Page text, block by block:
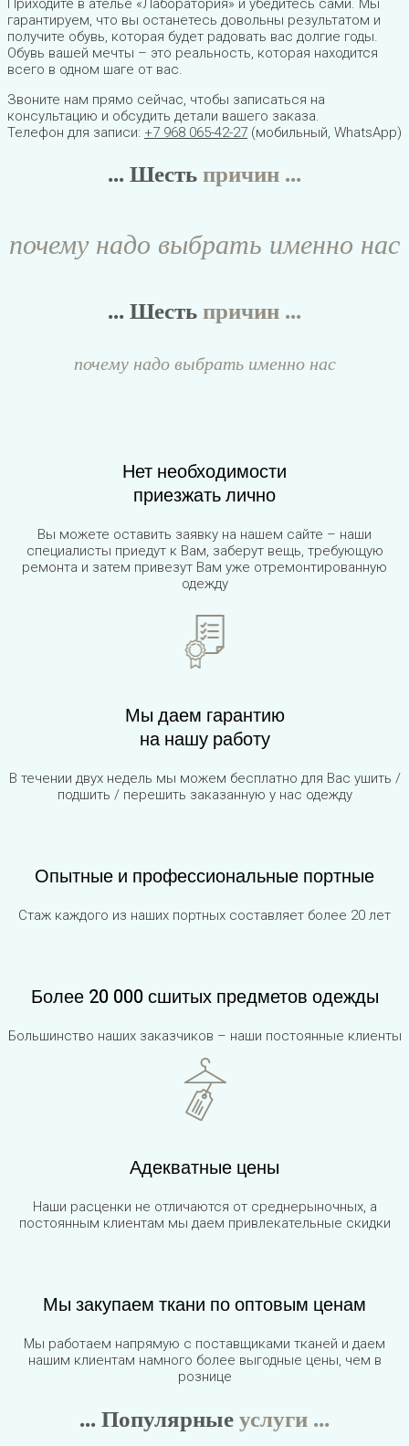
Приходите в ателье «Лаборатория» и убедитесь сами. Мы
гарантируем, что вы останетесь довольны результатом и
получите обувь, которая будет радовать вас долгие годы.
Обувь вашей мечты – это реальность, которая находится
всего в одном шаге от вас.
Звоните нам прямо сейчас, чтобы записаться на
консультацию и обсудить детали вашего заказа.
Телефон для записи: +7 968 065-42-27 (мобильный, WhatsApp)
... Шестьпричин ...
почему надо выбрать именно нас
... Шестьпричин ...
почему надо выбрать именно нас
Нет необходимости
приезжать лично
Вы можете оставить заявку на нашем сайте – наши
специалисты приедут к Вам, заберут вещь, требующую
ремонта и затем привезут Вам уже отремонтированную
одежду
Мы даем гарантию
на нашу работу
В течении двух недель мы можем бесплатно для Вас ушить /
подшить / перешить заказанную у нас одежду
Опытные и профессиональные портные
Стаж каждого из наших портных составляет более 20 лет
Более 20 000 сшитых предметов одежды
Большинство наших заказчиков – наши постоянные клиенты
Адекватные цены
Наши расценки не отличаются от среднерыночных, а
постоянным клиентам мы даем привлекательные скидки
Мы закупаем ткани по оптовым ценам
Мы работаем напрямую с поставщиками тканей и даем
нашим клиентам намного более выгодные цены, чем в
рознице
... Популярныеуслуги ...